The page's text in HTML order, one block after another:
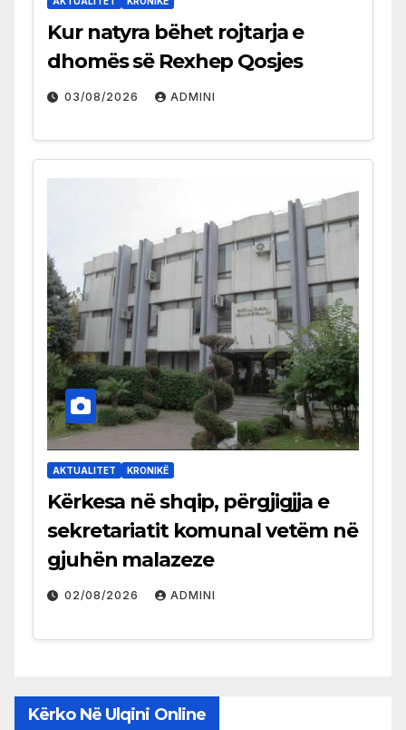
Kur natyra bëhet rojtarja e
dhomës së Rexhep Qosjes
03/08/2026 ADMINI
AKTUALITET KRONIKË
Kërkesa në shqip, përgjigjja e
sekretariatit komunal vetëm në
gjuhën malazeze
02/08/2026 ADMINI
Kërko Në Ulqini Online